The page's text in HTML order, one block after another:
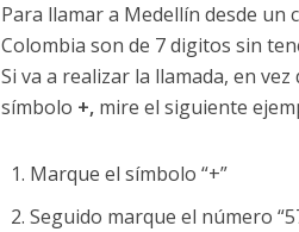
Para llamar a Medellín desde
Colombia son de 7 digitos sin
Si va a realizar la llamada, en
símbolo +,mire el siguiente
Marque el símbolo “+”
Seguido marque el número